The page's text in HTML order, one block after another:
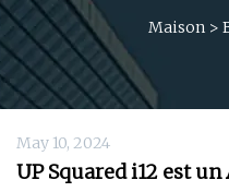
Maison >
May 10, 2024
UP Squared i12 est